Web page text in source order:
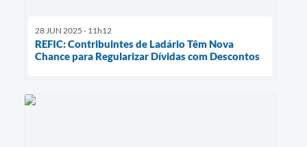
28 JUN 2025 - 11h12
REFIC: Contribuintes de Ladário Têm Nova
Chance para Regularizar Dívidas com Descontos